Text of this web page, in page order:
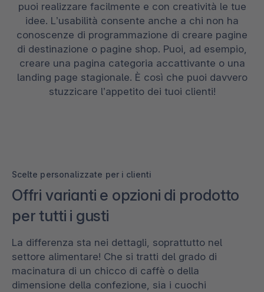
puoi realizzare facilmente e con creatività le tue
idee. L’usabilità consente anche a chi non ha
conoscenze di programmazione di creare pagine
di destinazione o pagine shop. Puoi, ad esempio,
creare una pagina categoria accattivante o una
landing page stagionale. È così che puoi davvero
stuzzicare l’appetito dei tuoi clienti!
Scelte personalizzate per i clienti
Offri varianti e opzioni di prodotto
per tutti i gusti
La differenza sta nei dettagli, soprattutto nel
settore alimentare! Che si tratti del grado di
macinatura di un chicco di caffè o della
dimensione della confezione, sia i cuochi